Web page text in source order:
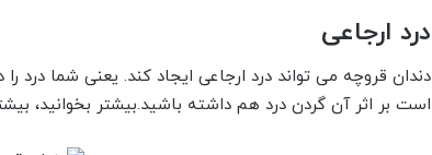
درد ارجاعی
دندان قروچه می تواند درد ارجاعی ایجاد کند. یعنی شما
است بر اثر آن گردن درد هم داشته باشید.بیشتر بخوانید،